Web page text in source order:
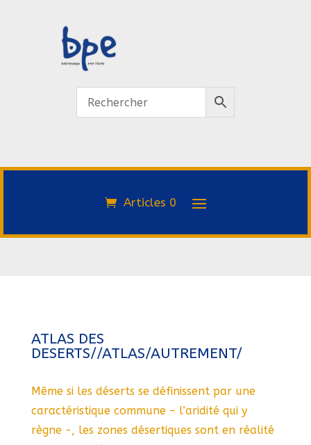
Articles 0
ATLAS DES
DESERTS//ATLAS/AUTREMENT/
Même si les déserts se définissent par une
caractéristique commune – l’aridité qui y
règne -, les zones désertiques sont en réalité